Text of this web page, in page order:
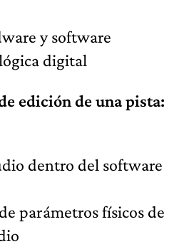
y software
digital
edición de una pista:
dentro del software
parámetros físicos de